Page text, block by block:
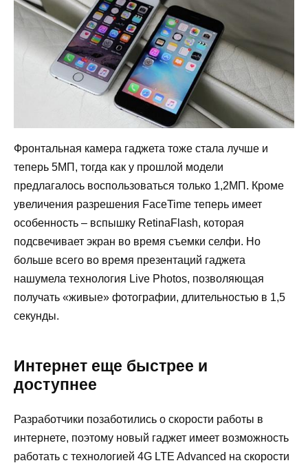
Фронтальная камера гаджета тоже стала лучше и
теперь 5МП, тогда как у прошлой модели
предлагалось воспользоваться только 1,2МП. Кроме
увеличения разрешения FaceTime теперь имеет
особенность – вспышку RetinaFlash, которая
подсвечивает экран во время съемки селфи. Но
больше всего во время презентаций гаджета
нашумела технология Live Photos, позволяющая
получать «живые» фотографии, длительностью в 1,5
секунды.
Интернет еще быстрее и
доступнее
Разработчики позаботились о скорости работы в
интернете, поэтому новый гаджет имеет возможность
работать с технологией 4G LTE Advanced на скорости